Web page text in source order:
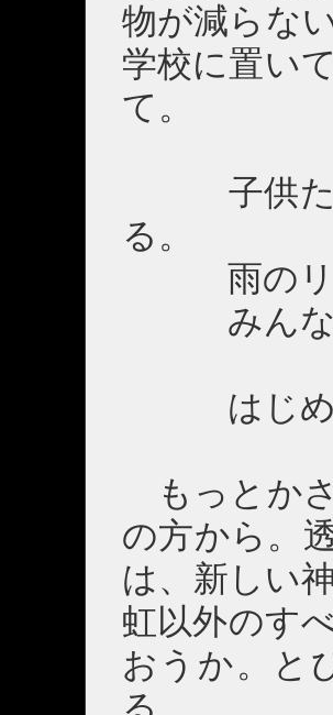
物が減らな
学校に置い
て。
子供たち
る。
雨のリズ
みんなは
はじめ
もっとか
の方から。
は、新しい
虹以外のす
おうか。と